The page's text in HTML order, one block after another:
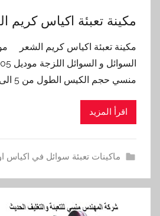
مكينة تعبئة اكياس كريم
مكينة تعبئة اكياس كريم الشعر
منسي حجم الكيس الطول من 5 الى
اقرأ المزيد
ماكينات تعبئة سوائل في اكياس